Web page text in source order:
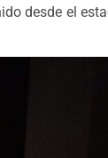
desde el